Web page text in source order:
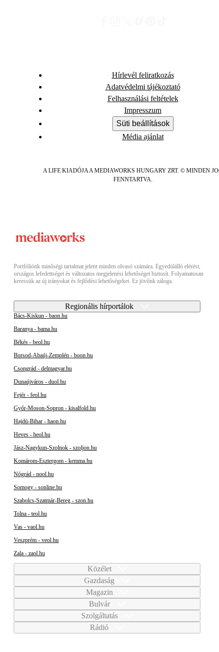
Hírlevél feliratkozás
Adatvédelmi tájékoztató
Felhasználási feltételek
Impresszum
Süti beállítások
Média ajánlat
A LIFE KIADÓJA A MEDIAWORKS HUNGARY ZRT. © MINDEN
FENNTARTVA.
Portfóliónk minőségi tartalmat jelent minden olvasó számára. Egyedülálló elérést,
országos lefedettséget és változatos megjelenési lehetőséget biztosít. Folyamatosan
keressük az új irányokat és fejlődési lehetőségeket. Ez jövőnk záloga.
Regionális hírportálok
Bács-Kiskun - baon.hu
Baranya - bama.hu
Békés - beol.hu
Borsod-Abaúj-Zemplén - boon.hu
Csongrád - delmagyar.hu
Dunaújváros - duol.hu
Fejér - feol.hu
Győr-Moson-Sopron - kisalfold.hu
Hajdú-Bihar - haon.hu
Heves - heol.hu
Jász-Nagykun-Szolnok - szoljon.hu
Komárom-Esztergom - kemma.hu
Nógrád - nool.hu
Somogy - sonline.hu
Szabolcs-Szatmár-Bereg - szon.hu
Tolna - teol.hu
Vas - vaol.hu
Veszprém - veol.hu
Zala - zaol.hu
Közélet
Gazdaság
Magazin
Bulvár
Szolgáltatás
Rádió